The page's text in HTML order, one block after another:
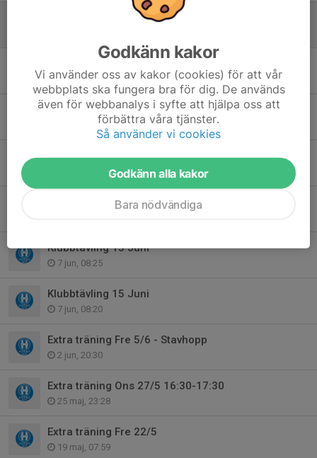
Sommaruppehåll stora gruppen!
15 jun, 21:31
Extra Stavhoppsträning
9 jun, 22:55
Träningsavgift 2026
Klubbtävling Mån 15 Juni
Klubbtävling 15 Juni
7 jun, 08:25
Klubbtävling 15 Juni
7 jun, 08:20
Extra träning Fre 5/6 - Stavhopp
2 jun, 20:30
Extra träning Ons 27/5 16:30-17:30
25 maj, 23:28
Extra träning Fre 22/5
19 maj, 07:59
Godkänn kakor
Vi använder oss av kakor (cookies) för att vår
webbplats ska fungera bra för dig. De används
även för webbanalys i syfte att hjälpa oss att
förbättra våra tjänster.
Så använder vi cookies
Godkänn alla kakor
Bara nödvändiga